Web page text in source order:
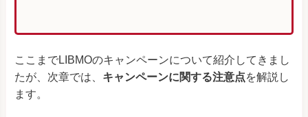
ここまでLIBMOのキャンペーンについて紹介してきまし
たが、次章では、 キャンペーンに関する注意点を解説し
ます。